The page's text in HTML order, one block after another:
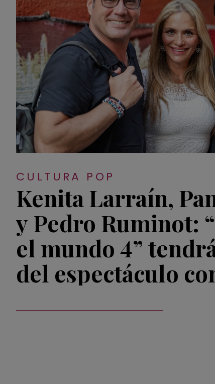
CULTURA POP
Kenita Larraín,
y Pedro Ruminot:
el mundo 4”
del espectáculo